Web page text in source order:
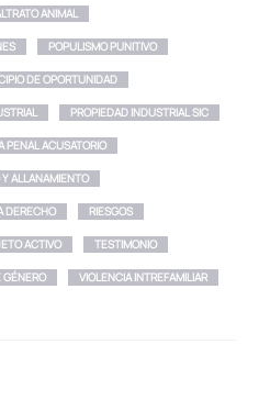
ANIMAL
POPULISMO PUNITIVO
DE OPORTUNIDAD
PROPIEDAD INDUSTRIAL SIC
PENAL ACUSATORIO
Y ALLANAMIENTO
DERECHO RIESGOS
ACTIVO TESTIMONIO
GÉNERO VIOLENCIA INTREFAMILIAR